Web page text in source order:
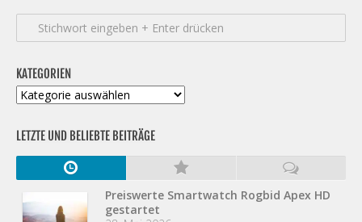
KATEGORIEN
Kategorien
LETZTE UND BELIEBTE BEITRÄGE
Preiswerte Smartwatch Rogbid Apex HD
gestartet